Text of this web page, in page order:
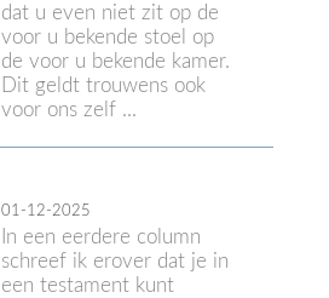
dat u even niet zit op de
voor u bekende stoel op
de voor u bekende kamer.
Dit geldt trouwens ook
voor ons zelf ...
01-12-2025
In een eerdere column
schreef ik erover dat je in
een testament kunt